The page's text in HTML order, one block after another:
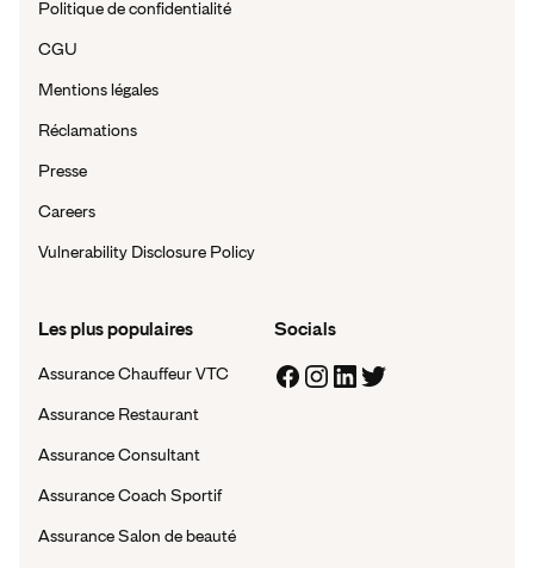
Politique de confidentialité
CGU
Mentions légales
Réclamations
Presse
Careers
Vulnerability Disclosure Policy
Les plus populaires
Assurance Chauffeur VTC
Assurance Restaurant
Assurance Consultant
Assurance Coach Sportif
Assurance Salon de beauté
Socials